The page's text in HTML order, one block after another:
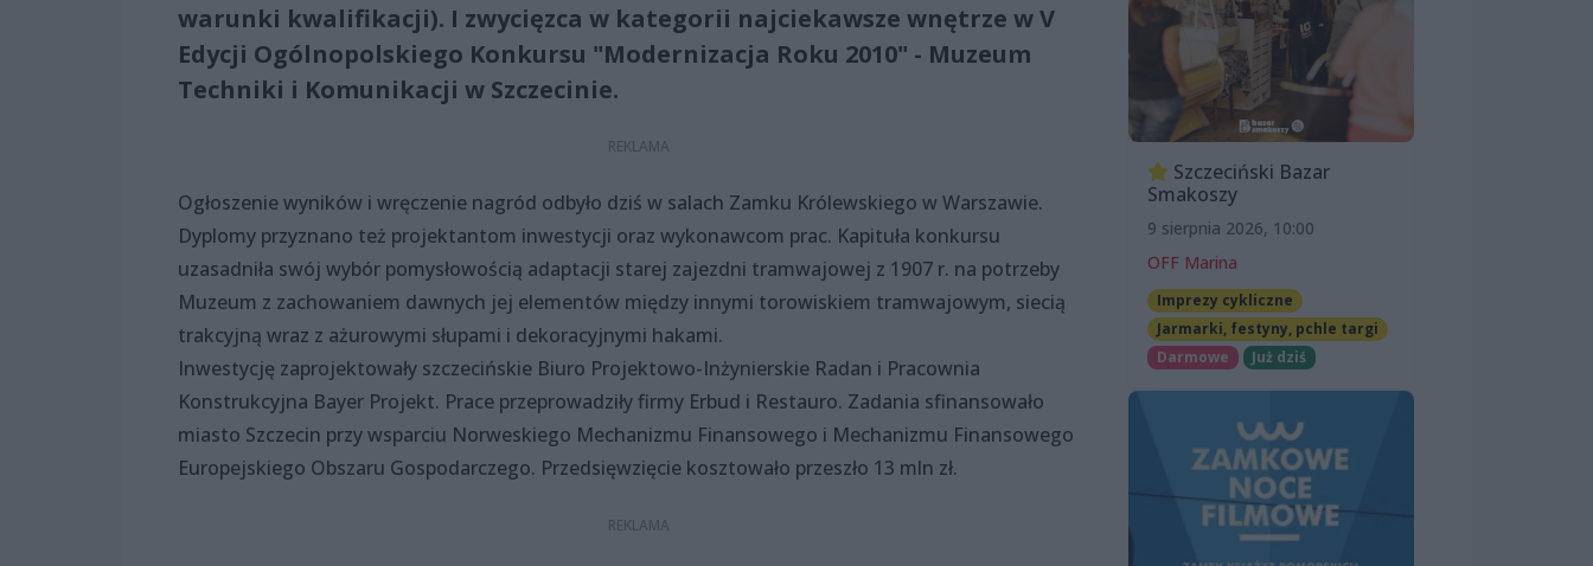
warunki kwalifikacji). I zwycięzca w kategorii najciekawsze wnętrze w V
Edycji Ogólnopolskiego Konkursu "Modernizacja Roku 2010" - Muzeum
Techniki i Komunikacji w Szczecinie.
Ogłoszenie wyników i wręczenie nagród odbyło dziś w salach Zamku Królewskiego w Warszawie.
Dyplomy przyznano też projektantom inwestycji oraz wykonawcom prac. Kapituła konkursu
uzasadniła swój wybór pomysłowością adaptacji starej zajezdni tramwajowej z 1907 r. na potrzeby
Muzeum z zachowaniem dawnych jej elementów między innymi torowiskiem tramwajowym, siecią
trakcyjną wraz z ażurowymi słupami i dekoracyjnymi hakami.
Inwestycję zaprojektowały szczecińskie Biuro Projektowo-Inżynierskie Radan i Pracownia
Konstrukcyjna Bayer Projekt. Prace przeprowadziły firmy Erbud i Restauro. Zadania sfinansowało
miasto Szczecin przy wsparciu Norweskiego Mechanizmu Finansowego i Mechanizmu Finansowego
Europejskiego Obszaru Gospodarczego. Przedsięwzięcie kosztowało przeszło 13 mln zł.
Szczeciński Bazar
Smakoszy
9 sierpnia 2026, 10:00
OFF Marina
Imprezy cykliczne
Jarmarki, festyny, pchle targi
Darmowe
Już dziś